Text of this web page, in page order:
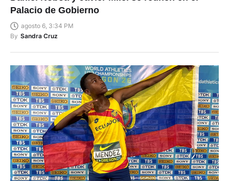
Palacio de Gobierno
agosto 6, 3:34 PM
By Sandra Cruz